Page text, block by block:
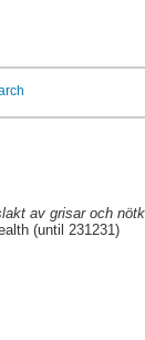
av grisar och
(until 231231)